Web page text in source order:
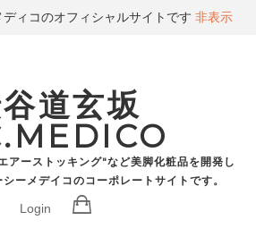
道玄坂
アーストッキング"など美脚化粧品を開発し
ーメデイコのコーポレートサイトです。
Login
ィコのオフィシャルサイトです 非表示